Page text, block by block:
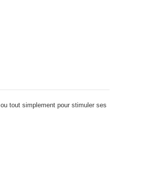
ou tout simplement pour stimuler ses